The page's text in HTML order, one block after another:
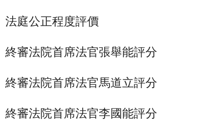
法庭公正程度評價
終審法院首席法官張舉能評分
終審法院首席法官馬道立評分
終審法院首席法官李國能評分